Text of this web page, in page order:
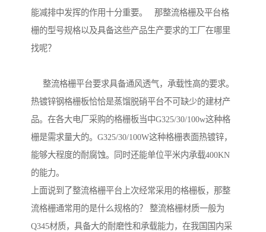
能减排中发挥的作用十分重要。 那整流格栅及平台格
栅的型号规格以及具备这些产品生产要求的工厂在哪里
找呢？
整流格栅平台要求具备通风透气，承载性高的要求。
热镀锌钢格栅板恰恰是蒸馏脱硝平台不可缺少的建材产
品。在各大电厂采购的格栅板当中G325/30/100w这种格
栅是需求量大的。G325/30/100W这种格栅表面热镀锌，
能够大程度的耐腐蚀。同时还能单位平米内承载400KN
的能力。
上面说到了整流格栅平台上次经常采用的格栅板，那整
流格栅通常用的是什么规格的？ 整流格栅材质一般为
Q345材质，具备大的耐磨性和承载能力，在我国国内采